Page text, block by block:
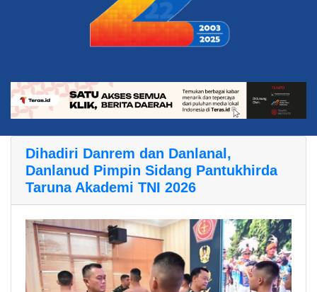
Dihadiri Danrem dan Danlanal,
Danlanud Pimpin Sidang Pantukhirda
Taruna Akademi TNI 2026